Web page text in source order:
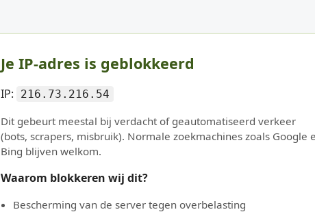
Je IP-adres is geblokkeerd
IP: 216.73.216.54
Dit gebeurt meestal bij verdacht of geautomatiseerd verkeer
(bots, scrapers, misbruik). Normale zoekmachines zoals Google
Bing blijven welkom.
Waarom blokkeren wij dit?
Bescherming van de server tegen overbelasting